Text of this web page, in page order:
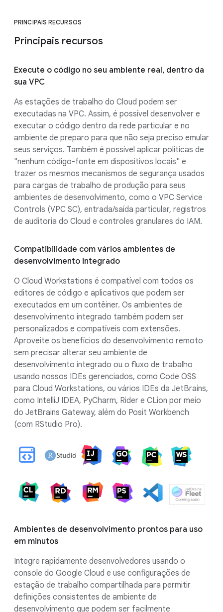
PRINCIPAIS RECURSOS
Principais recursos
Execute o código no seu ambiente real, dentro da
sua VPC
As estações de trabalho do Cloud podem ser
executadas na VPC. Assim, é possível desenvolver e
executar o código dentro da rede particular e no
ambiente de preparo para que não seja preciso emular
seus serviços. Também é possível aplicar políticas de
"nenhum código-fonte em dispositivos locais" e
trazer os mesmos mecanismos de segurança usados
para cargas de trabalho de produção para seus
ambientes de desenvolvimento, como o VPC Service
Controls (VPC SC), entrada/saída particular, registros
de auditoria do Cloud e controles granulares do IAM.
Compatibilidade com vários ambientes de
desenvolvimento integrado
O Cloud Workstations é compatível com todos os
editores de código e aplicativos que podem ser
executados em um contêiner. Os ambientes de
desenvolvimento integrado também podem ser
personalizados e compatíveis com extensões.
Aproveite os benefícios do desenvolvimento remoto
sem precisar alterar seu ambiente de
desenvolvimento integrado ou o fluxo de trabalho
usando nossos IDEs gerenciados, como Code OSS
para Cloud Workstations, ou vários IDEs da JetBrains,
como IntelliJ IDEA, PyCharm, Rider e CLion por meio
do JetBrains Gateway, além do Posit Workbench
(com RStudio Pro).
Ambientes de desenvolvimento prontos para uso
em minutos
Integre rapidamente desenvolvedores usando o
console do Google Cloud e use configurações de
estação de trabalho compartilhada para permitir
definições consistentes de ambiente de
desenvolvimento que podem ser facilmente